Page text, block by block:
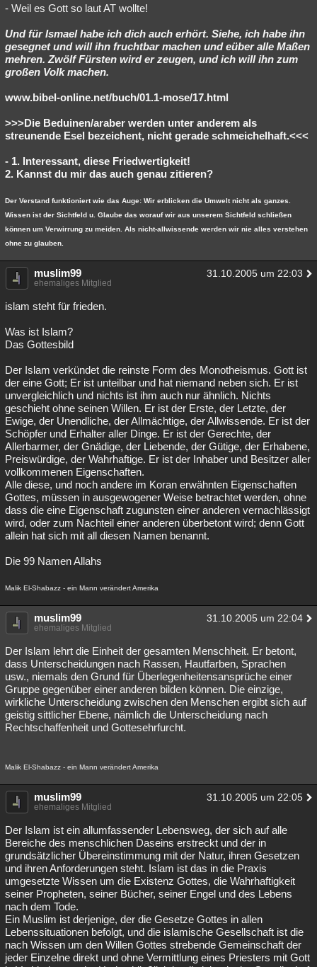
- Weil es Gott so laut AT wollte!
Und für Ismael habe ich dich auch erhört. Siehe, ich habe ihn
gesegnet und will ihn fruchtbar machen und eüber alle Maßen
mehren. Zwölf Fürsten wird er zeugen, und ich will ihn zum
großen Volk machen.
www.bibel-online.net/buch/01.1-mose/17.html
>>>Die Beduinen/araber werden unter anderem als
streunende Esel bezeichent, nicht gerade schmeichelhaft.<<<
- 1. Interessant, diese Friedwertigkeit!
2. Kannst du mir das auch genau zitieren?
Der Verstand funktioniert wie das Auge: Wir erblicken die Umwelt nicht als ganzes.
Wissen ist der Sichtfeld u. Glaube das worauf wir aus unserem Sichtfeld schließen
können um Verwirrung zu meiden. Als nicht-allwissende werden wir nie alles verstehen
ohne zu glauben.
muslim99 31.10.2005 um 22:03
ehemaliges Mitglied
islam steht für frieden.
Was ist Islam?
Das Gottesbild
Der Islam verkündet die reinste Form des Monotheismus. Gott ist
der eine Gott; Er ist unteilbar und hat niemand neben sich. Er ist
unvergleichlich und nichts ist ihm auch nur ähnlich. Nichts
geschieht ohne seinen Willen. Er ist der Erste, der Letzte, der
Ewige, der Unendliche, der Allmächtige, der Allwissende. Er ist der
Schöpfer und Erhalter aller Dinge. Er ist der Gerechte, der
Allerbarmer, der Gnädige, der Liebende, der Gütige, der Erhabene,
Preiswürdige, der Wahrhaftige. Er ist der Inhaber und Besitzer aller
vollkommenen Eigenschaften.
Alle diese, und noch andere im Koran erwähnten Eigenschaften
Gottes, müssen in ausgewogener Weise betrachtet werden, ohne
dass die eine Eigenschaft zugunsten einer anderen vernachlässigt
wird, oder zum Nachteil einer anderen überbetont wird; denn Gott
allein hat sich mit all diesen Namen benannt.
Die 99 Namen Allahs
Malik El-Shabazz - ein Mann verändert Amerika
muslim99 31.10.2005 um 22:04
ehemaliges Mitglied
Der Islam lehrt die Einheit der gesamten Menschheit. Er betont,
dass Unterscheidungen nach Rassen, Hautfarben, Sprachen
usw., niemals den Grund für Überlegenheitensansprüche einer
Gruppe gegenüber einer anderen bilden können. Die einzige,
wirkliche Unterscheidung zwischen den Menschen ergibt sich auf
geistig sittlicher Ebene, nämlich die Unterscheidung nach
Rechtschaffenheit und Gottesehrfurcht.
Malik El-Shabazz - ein Mann verändert Amerika
muslim99 31.10.2005 um 22:05
ehemaliges Mitglied
Der Islam ist ein allumfassender Lebensweg, der sich auf alle
Bereiche des menschlichen Daseins erstreckt und der in
grundsätzlicher Übereinstimmung mit der Natur, ihren Gesetzen
und ihren Anforderungen steht. Islam ist das in die Praxis
umgesetzte Wissen um die Existenz Gottes, die Wahrhaftigkeit
seiner Propheten, seiner Bücher, seiner Engel und des Lebens
nach dem Tode.
Ein Muslim ist derjenige, der die Gesetze Gottes in allen
Lebenssituationen befolgt, und die islamische Gesellschaft ist die
nach Wissen um den Willen Gottes strebende Gemeinschaft der
jeder Einzelne direkt und ohne Vermittlung eines Priesters mit Gott